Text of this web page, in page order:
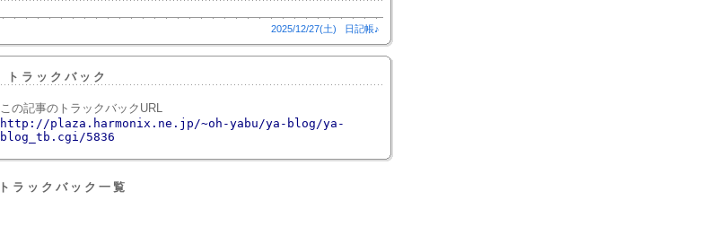
2025/12/27(土) 日記帳♪
トラックバック
この記事のトラックバックURL
http://plaza.harmonix.ne.jp/~oh-yabu/ya-blog/ya-
blog_tb.cgi/5836
トラックバック一覧